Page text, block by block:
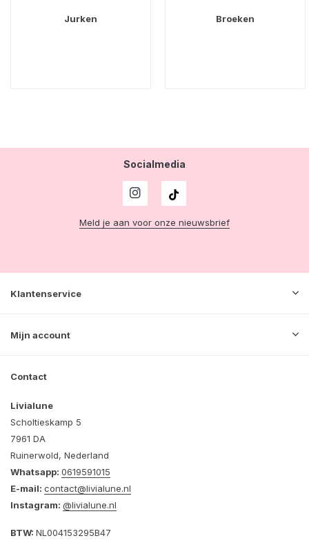
Jurken Broeken
Socialmedia
Meld je aan voor onze nieuwsbrief
Klantenservice
Mijn account
Contact
Livialune
Scholtieskamp 5
7961 DA
Ruinerwold, Nederland
Whatsapp: 0619591015
E-mail: contact@livialune.nl
Instagram: @livialune.nl
BTW: NL004153295B47